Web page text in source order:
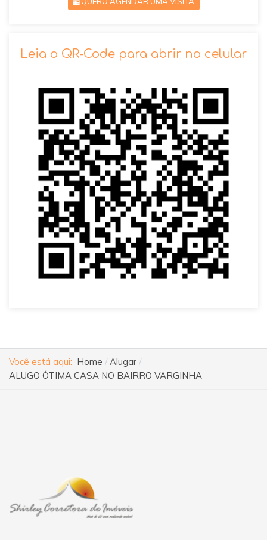
Leia o QR-Code para abrir no celular
Você está aqui: Home
Alugar
ALUGO ÓTIMA CASA NO BAIRRO VARGINHA